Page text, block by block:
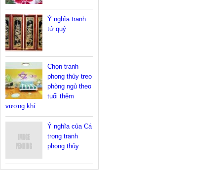
Ý nghĩa tranh
tứ quý
Chọn tranh
phong thủy treo
phòng ngủ theo
tuổi thêm
vượng khí
Ý nghĩa của Cá
trong tranh
phong thủy